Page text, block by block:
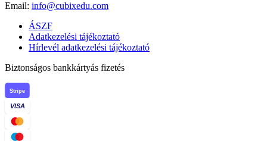
Email: info@cubixedu.com
ÁSZF
Adatkezelési tájékoztató
Hírlevél adatkezelési tájékoztató
Biztonságos bankkártyás fizetés
Stripe
VISA